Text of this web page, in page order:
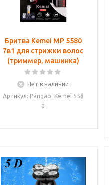
Бритва Kemei MP 5580
7в1 для стрижки волос
(триммер, машинка)
Нет в наличии
Артикул: Pangao_Kemei 558
0